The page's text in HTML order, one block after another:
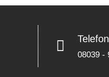
Telefon
08039 -